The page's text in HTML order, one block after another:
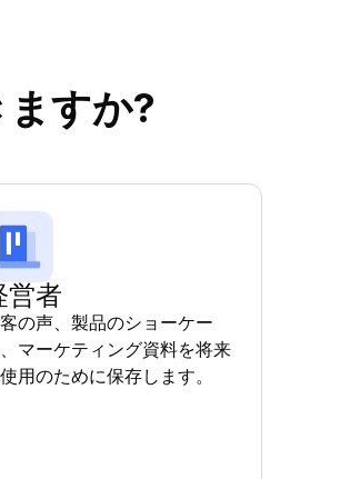
すか?
営者
の声、製品のショーケー
マーケティング資料を将来
用のために保存します。